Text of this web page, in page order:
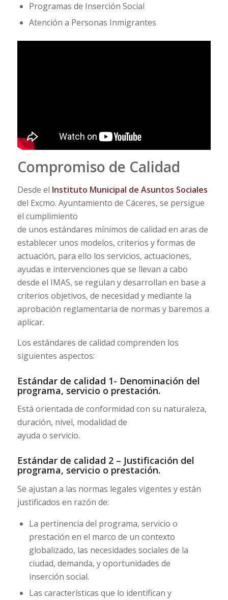
Programas de Inserción Social
Atención a Personas Inmigrantes
Compromiso de Calidad
Desde el Instituto Municipal de Asuntos Sociales
del Excmo. Ayuntamiento de Cáceres, se persigue
el cumplimiento
de unos estándares mínimos de calidad en aras de
establecer unos modelos, criterios y formas de
actuación, para ello los servicios, actuaciones,
ayudas e intervenciones que se llevan a cabo
desde el IMAS, se regulan y desarrollan en base a
criterios objetivos, de necesidad y mediante la
aprobación reglamentaria de normas y baremos a
aplicar.
Los estándares de calidad comprenden los
siguientes aspectos:
Estándar de calidad 1- Denominación del
programa, servicio o prestación.
Está orientada de conformidad con su naturaleza,
duración, nivel, modalidad de
ayuda o servicio.
Estándar de calidad 2 – Justificación del
programa, servicio o prestación.
Se ajustan a las normas legales vigentes y están
justificados en razón de:
La pertinencia del programa, servicio o
prestación en el marco de un contexto
globalizado, las necesidades sociales de la
ciudad, demanda, y oportunidades de
inserción social.
Las características que lo identifican y